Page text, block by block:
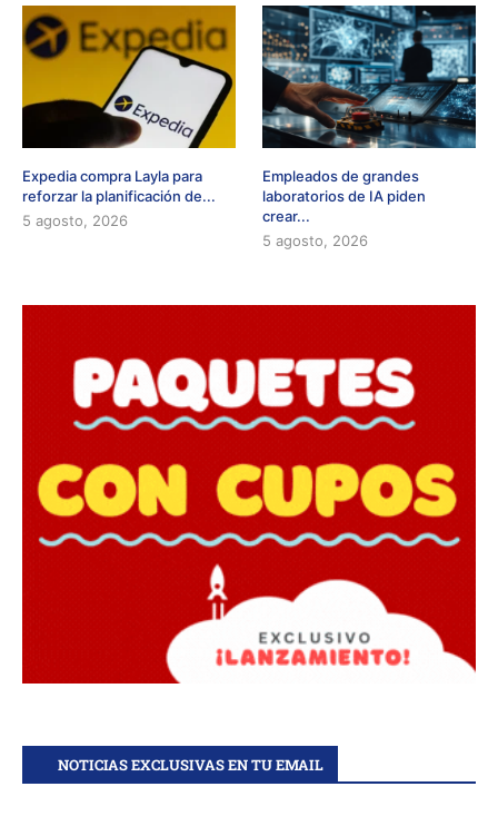
Expedia compra Layla para
reforzar la planificación de...
5 agosto, 2026
Empleados de grandes
laboratorios de IA piden
crear...
5 agosto, 2026
NOTICIAS EXCLUSIVAS EN TU EMAIL